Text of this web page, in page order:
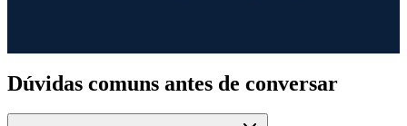
Dúvidas comuns antes de conversar